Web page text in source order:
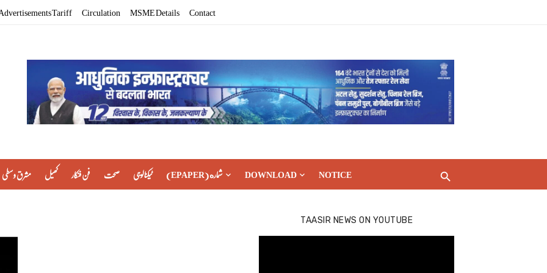
Tariff Circulation MSME Details Contact
مشرق وسطی کھیل فن فنکار صحت ٹیکنالوجی (EPAPER) شماره DOWNLOAD NOTICE
TAASIR NEWS ON YOUTUBE